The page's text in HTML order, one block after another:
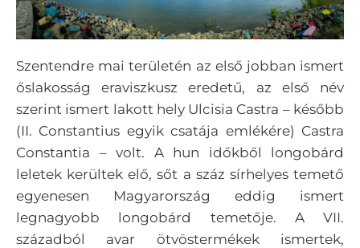
Szentendre mai területén az első jobban ismert
őslakosság eraviszkusz eredetű, az első név
szerint ismert lakott hely Ulcisia Castra – később
(II. Constantius egyik csatája emlékére) Castra
Constantia – volt. A hun időkből longobárd
leletek kerültek elő, sőt a száz sírhelyes temető
egyenesen Magyarország eddig ismert
legnagyobb longobárd temetője. A VII.
századból avar ötvöstermékek ismertek,